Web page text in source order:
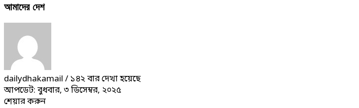
আমাদের দেশ
dailydhakamail / ১৪২ বার দেখা হয়েছে
আপডেট: বুধবার, ৩ ডিসেম্বর, ২০২৫
শেয়ার করুন